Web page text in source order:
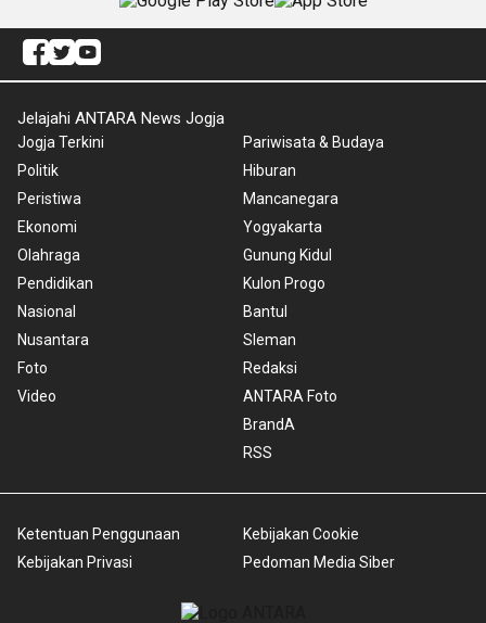
Jelajahi ANTARA News Jogja
Jogja Terkini
Politik
Peristiwa
Ekonomi
Olahraga
Pendidikan
Nasional
Nusantara
Foto
Video
Pariwisata & Budaya
Hiburan
Mancanegara
Yogyakarta
Gunung Kidul
Kulon Progo
Bantul
Sleman
Redaksi
ANTARA Foto
BrandA
RSS
Ketentuan Penggunaan
Kebijakan Privasi
Kebijakan Cookie
Pedoman Media Siber